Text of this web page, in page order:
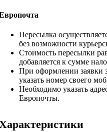
Пересылка
без возможности
Стоимость пересылки
добавляется к сумме
При оформлении заявки
указать номер своего
Необходимо указать
Европочты.